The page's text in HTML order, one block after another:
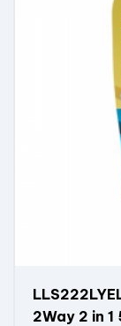
2Way 2 in